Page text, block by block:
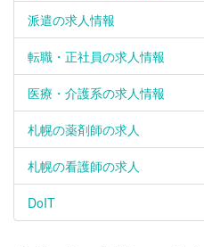
派遣の求人情報
転職・正社員の求人情報
医療・介護系の求人情報
札幌の薬剤師の求人
札幌の看護師の求人
DoIT